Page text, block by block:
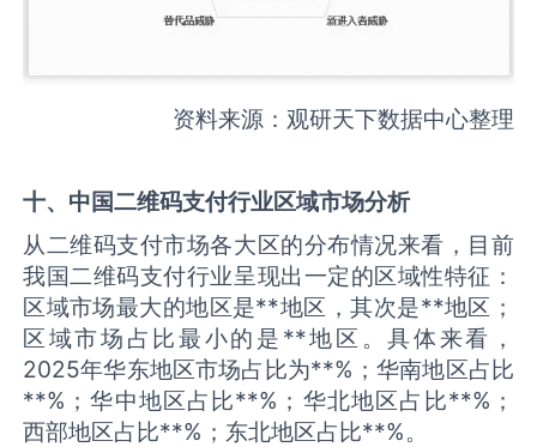
资料来源：观研天下数据中心整理
十、中国二维码支付行业区域市场分析
从二维码支付市场各大区的分布情况来看，目前
我国二维码支付行业呈现出一定的区域性特征：
区域市场最大的地区是**地区，其次是**地区；
区域市场占比最小的是**地区。具体来看，
2025年华东地区市场占比为**%；华南地区占比
**%；华中地区占比**%；华北地区占比**%；
西部地区占比**%；东北地区占比**%。